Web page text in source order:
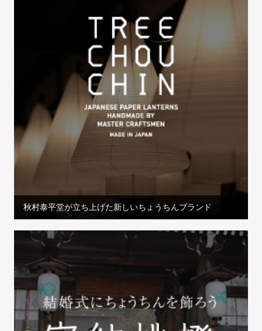
秋村泰平堂が立ち上げた新しいちょうちんブランド